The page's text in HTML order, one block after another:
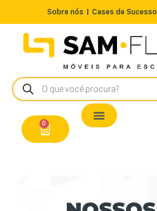
Sobre nós Cases de Sucesso
0